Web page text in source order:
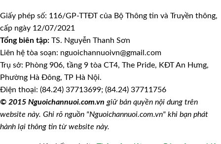
Giấy phép số: 116/GP-TTĐT của Bộ Thông tin và Truyền thông,
cấp ngày 12/07/2021
Tổng biên tập: TS. Nguyễn Thanh Sơn
Liên hệ tòa soạn: nguoichannuoivn@gmail.com
Trụ sở: Phòng 906, tầng 9 tòa CT4, The Pride, KĐT An Hưng,
Phường Hà Đông, TP Hà Nội.
Điện thoại: (84.24) 37713699; (84.24) 37711756
© 2015 Nguoichannuoi.com.vn giữ bản quyền nội dung trên
website này. Ghi rõ nguồn "Nguoichannuoi.com.vn" khi bạn phát
hành lại thông tin từ website này.